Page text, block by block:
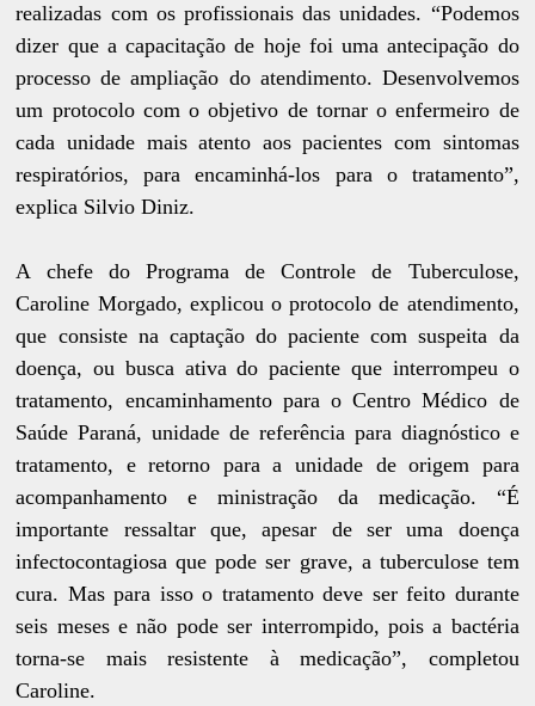
realizadas com os profissionais das unidades. “Podemos
dizer que a capacitação de hoje foi uma antecipação do
processo de ampliação do atendimento. Desenvolvemos
um protocolo com o objetivo de tornar o enfermeiro de
cada unidade mais atento aos pacientes com sintomas
respiratórios, para encaminhá-los para o tratamento”,
explica Silvio Diniz.
A chefe do Programa de Controle de Tuberculose,
Caroline Morgado, explicou o protocolo de atendimento,
que consiste na captação do paciente com suspeita da
doença, ou busca ativa do paciente que interrompeu o
tratamento, encaminhamento para o Centro Médico de
Saúde Paraná, unidade de referência para diagnóstico e
tratamento, e retorno para a unidade de origem para
acompanhamento e ministração da medicação. “É
importante ressaltar que, apesar de ser uma doença
infectocontagiosa que pode ser grave, a tuberculose tem
cura. Mas para isso o tratamento deve ser feito durante
seis meses e não pode ser interrompido, pois a bactéria
torna-se mais resistente à medicação”, completou
Caroline.